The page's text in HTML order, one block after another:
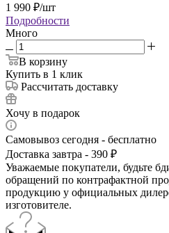
1 990 ₽/шт
Подробности
Много
В корзину
Купить в 1 клик
Рассчитать доставку
Хочу в подарок
Самовывоз сегодня - бесплатно
Доставка завтра - 390 ₽
Уважаемые покупатели, будьте
обращений по контрафактной
продукцию у официальных
изготовителе.